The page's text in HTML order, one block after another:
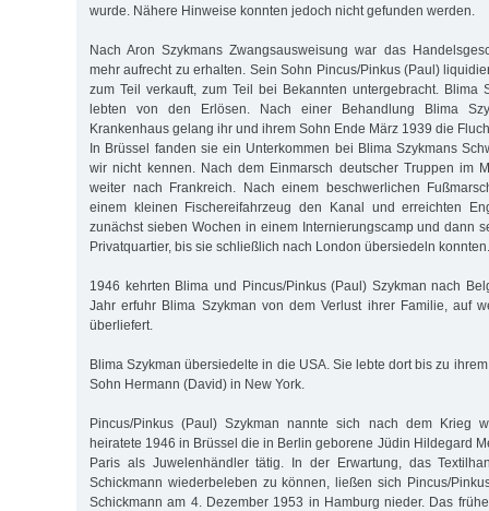
wurde. Nähere Hinweise konnten jedoch nicht gefunden werden.
Nach Aron Szykmans Zwangsausweisung war das
mehr aufrecht zu erhalten. Sein Sohn Pincus/Pinkus (Paul)
zum Teil verkauft, zum Teil bei Bekannten untergebracht. Blima
lebten von den Erlösen. Nach einer Behandlung Blima
Krankenhaus gelang ihr und ihrem Sohn Ende März 1939 die
In Brüssel fanden sie ein Unterkommen bei Blima Szykmans
wir nicht kennen. Nach dem Einmarsch deutscher Truppen im
weiter nach Frankreich. Nach einem beschwerlichen
einem kleinen Fischereifahrzeug den Kanal und erreichten
zunächst sieben Wochen in einem Internierungscamp und dann
Privatquartier, bis sie schließlich nach London übersiedeln konnten.
1946 kehrten Blima und Pincus/Pinkus (Paul) Szykman nach
Jahr erfuhr Blima Szykman von dem Verlust ihrer Familie, auf
überliefert.
Blima Szykman übersiedelte in die USA. Sie lebte dort bis zu
Sohn Hermann (David) in New York.
Pincus/Pinkus (Paul) Szykman nannte sich nach dem Krieg
heiratete 1946 in Brüssel die in Berlin geborene Jüdin Hildegard
Paris als Juwelenhändler tätig. In der Erwartung, das
Schickmann wiederbeleben zu können, ließen sich Pincus/
Schickmann am 4. Dezember 1953 in Hamburg nieder. Das